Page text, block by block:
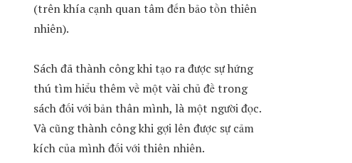
(trên khía cạnh quan tâm đến bảo tồn thiên
nhiên).
Sách đã thành công khi tạo ra được sự hứng
thú tìm hiểu thêm về một vài chủ đề trong
sách đối với bản thân mình, là một người đọc.
Và cũng thành công khi gợi lên được sự cảm
kích của mình đối với thiên nhiên.